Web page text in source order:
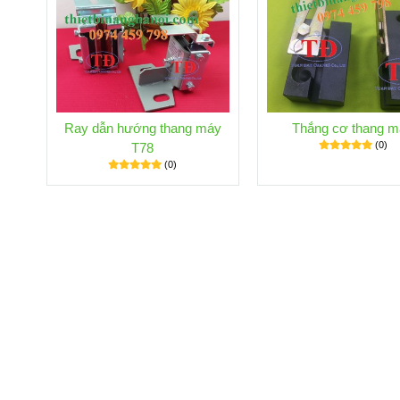
Ray dẫn hướng thang máy
T78
(0)
Thắng cơ thang
(0)